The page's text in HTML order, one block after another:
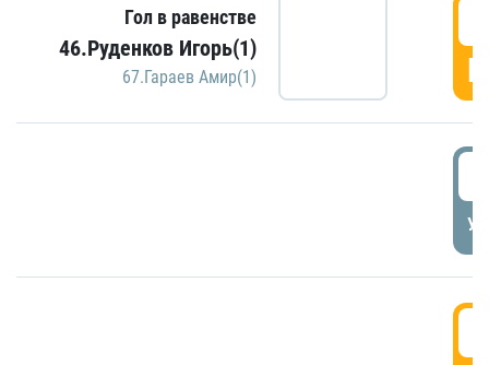
Гол в равенстве
46.Руденков Игорь(1)
67.Гараев Амир(1)